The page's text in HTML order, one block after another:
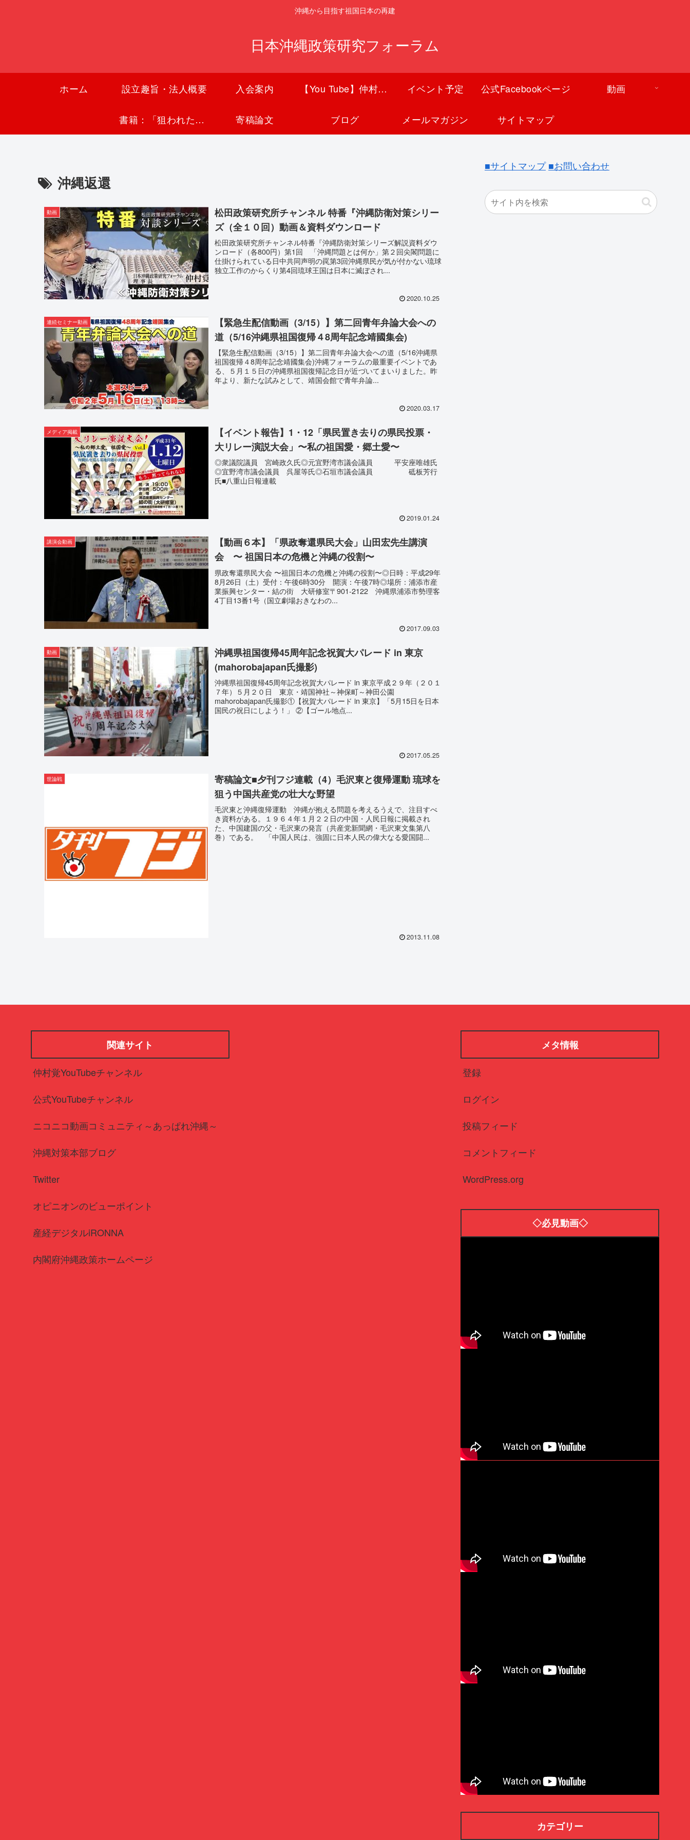
沖縄から目指す祖国日本の再建
日本沖縄政策研究フォーラム
ホーム 設立趣旨・法人概要 入会案内 【You Tube】仲村覚チャンネル イベント予定 公式Facebookページ 動画
書籍：「狙われた沖縄〜真実の沖縄史が日本を救う〜」 寄稿論文 ブログ メールマガジン サイトマップ
沖縄返還
動画
松田政策研究所チャンネル 特番『沖縄防衛対策シリー
ズ（全１０回）動画＆資料ダウンロード
松田政策研究所チャンネル特番『沖縄防衛対策シリーズ解説資料ダウ
ンロード（各800円）第1回 「沖縄問題とは何か」第２回尖閣問題に
仕掛けられている日中共同声明の罠第3回沖縄県民が気が付かない琉球
独立工作のからくり第4回琉球王国は日本に滅ぼされ...
2020.10.25
連続セミナー動画
【緊急生配信動画（3/15）】第二回青年弁論大会への
道（5/16沖縄県祖国復帰４8周年記念靖國集会)
【緊急生配信動画（3/15）】第二回青年弁論大会への道（5/16沖縄県
祖国復帰４8周年記念靖國集会)沖縄フォーラムの最重要イベントであ
る、５月１５日の沖縄県祖国復帰記念日が近づいてまいりました。昨
年より、新たな試みとして、靖国会館で青年弁論...
2020.03.17
メディア掲載
【イベント報告】1・12「県民置き去りの県民投票・
大リレー演説大会」〜私の祖国愛・郷土愛〜
◎衆議院議員 宮崎政久氏◎元宜野湾市議会議員 平安座唯雄氏
◎宜野湾市議会議員 呉屋等氏◎石垣市議会議員 砥板芳行
氏■八重山日報連載
2019.01.24
講演会動画
【動画６本】「県政奪還県民大会」山田宏先生講演
会 〜 祖国日本の危機と沖縄の役割〜
県政奪還県民大会 〜祖国日本の危機と沖縄の役割〜◎日時：平成29年
8月26日（土）受付：午後6時30分 開演：午後7時◎場所：浦添市産
業振興センター・結の街 大研修室〒901-2122 沖縄県浦添市勢理客
4丁目13番1号（国立劇場おきなわの...
2017.09.03
動画
沖縄県祖国復帰45周年記念祝賀大パレード in 東京
(mahorobajapan氏撮影)
沖縄県祖国復帰45周年記念祝賀大パレード in 東京平成２９年（２０１
７年）５月２０日 東京・靖国神社～神保町～神田公園
mahorobajapan氏撮影①【祝賀大パレード in 東京】「5月15日を日本
国民の祝日にしよう！」 ②【ゴール地点...
2017.05.25
世論戦
寄稿論文■夕刊フジ連載（4）毛沢東と復帰運動 琉球を
狙う中国共産党の壮大な野望
毛沢東と沖縄復帰運動 沖縄が抱える問題を考えるうえで、注目すべ
き資料がある。１９６４年１月２２日の中国・人民日報に掲載され
た、中国建国の父・毛沢東の発言（共産党新聞網・毛沢東文集第八
巻）である。 「中国人民は、強固に日本人民の偉大なる愛国闘...
2013.11.08
■サイトマップ ■お問い合わせ
関連サイト
仲村覚YouTubeチャンネル
公式YouTubeチャンネル
ニコニコ動画コミュニティ～あっぱれ沖縄～
沖縄対策本部ブログ
Twitter
オピニオンのビューポイント
産経デジタルiRONNA
内閣府沖縄政策ホームページ
メタ情報
登録
ログイン
投稿フィード
コメントフィード
WordPress.org
◇必見動画◇
カテゴリー